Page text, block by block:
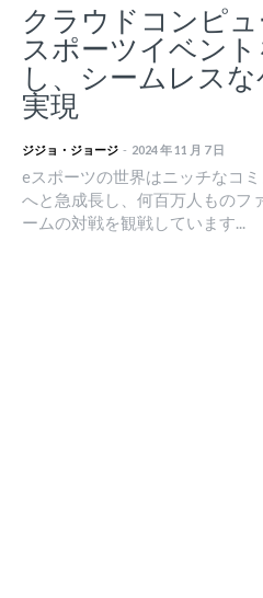
クラウドコンピ
スポーツイベン
し、シームレス
実現
ジジョ・ジョージ - 2024 年 11 月 7 日
eスポーツの世界はニッチなコ
へと急成長し、何百万人ものフ
ームの対戦を観戦しています...